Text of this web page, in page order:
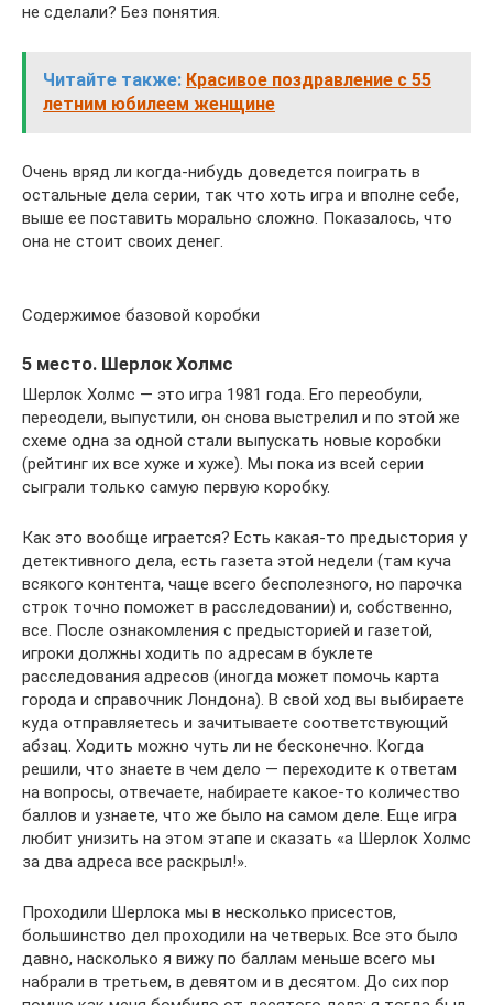
не сделали? Без понятия.
Читайте также: Красивое поздравление с 55
летним юбилеем женщине
Очень вряд ли когда-нибудь доведется поиграть в
остальные дела серии, так что хоть игра и вполне себе,
выше ее поставить морально сложно. Показалось, что
она не стоит своих денег.
Содержимое базовой коробки
5 место. Шерлок Холмс
Шерлок Холмс — это игра 1981 года. Его переобули,
переодели, выпустили, он снова выстрелил и по этой же
схеме одна за одной стали выпускать новые коробки
(рейтинг их все хуже и хуже). Мы пока из всей серии
сыграли только самую первую коробку.
Как это вообще играется? Есть какая-то предыстория у
детективного дела, есть газета этой недели (там куча
всякого контента, чаще всего бесполезного, но парочка
строк точно поможет в расследовании) и, собственно,
все. После ознакомления с предысторией и газетой,
игроки должны ходить по адресам в буклете
расследования адресов (иногда может помочь карта
города и справочник Лондона). В свой ход вы выбираете
куда отправляетесь и зачитываете соответствующий
абзац. Ходить можно чуть ли не бесконечно. Когда
решили, что знаете в чем дело — переходите к ответам
на вопросы, отвечаете, набираете какое-то количество
баллов и узнаете, что же было на самом деле. Еще игра
любит унизить на этом этапе и сказать «а Шерлок Холмс
за два адреса все раскрыл!».
Проходили Шерлока мы в несколько присестов,
большинство дел проходили на четверых. Все это было
давно, насколько я вижу по баллам меньше всего мы
набрали в третьем, в девятом и в десятом. До сих пор